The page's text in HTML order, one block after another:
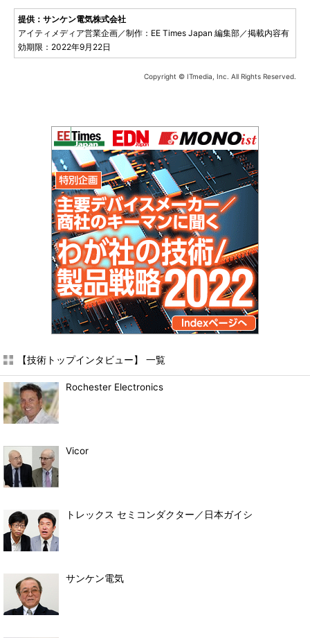
提供：サンケン電気株式会社
アイティメディア営業企画／制作：EE Times Japan 編集部／掲載内容有
効期限：2022年9月22日
Copyright © ITmedia, Inc. All Rights Reserved.
【技術トップインタビュー】 一覧
Rochester Electronics
Vicor
トレックス セミコンダクター／日本ガイシ
サンケン電気